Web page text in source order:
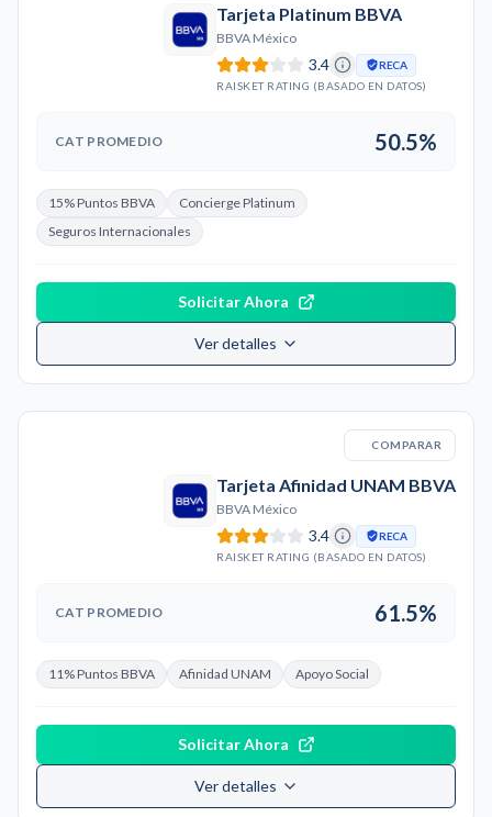
Tarjeta Platinum BBVA
BBVA México
3.4
RECA
RAISKET RATING (BASADO EN DATOS)
CAT PROMEDIO 50.5%
15% Puntos BBVA
Concierge Platinum
Seguros Internacionales
Solicitar Ahora
Ver detalles
COMPARAR
Tarjeta Afinidad UNAM BBVA
BBVA México
3.4
RECA
RAISKET RATING (BASADO EN DATOS)
CAT PROMEDIO 61.5%
11% Puntos BBVA Afinidad UNAM Apoyo Social
Solicitar Ahora
Ver detalles